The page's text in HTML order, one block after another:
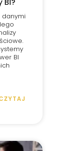
danymi
BI